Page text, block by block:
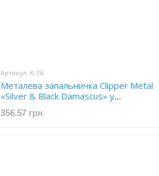
Артикул: K-36
Металева запальничка Clipper Metal
«Silver & Black Damascus» у
подарунковому футлярі K-36
356.57 грн